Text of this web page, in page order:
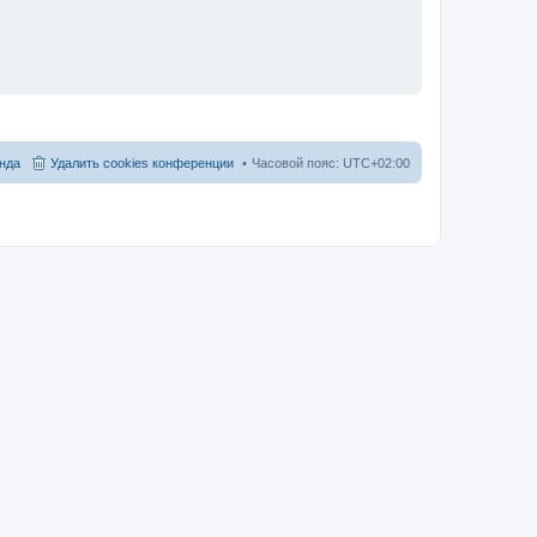
Часовой пояс: UTC+02:00
Удалить cookies конференции